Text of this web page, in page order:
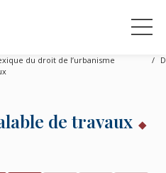
du droit de l’urbanisme
D
de travaux